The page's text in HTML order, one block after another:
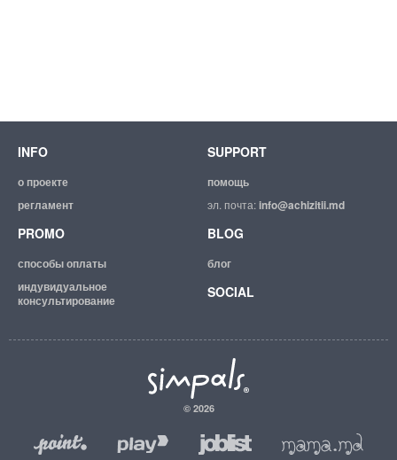
INFO
о проекте
регламент
SUPPORT
помощь
эл. почта:info@achizitii.md
PROMO
способы оплаты
индувидуальное
консультирование
BLOG
блог
SOCIAL
© 2026